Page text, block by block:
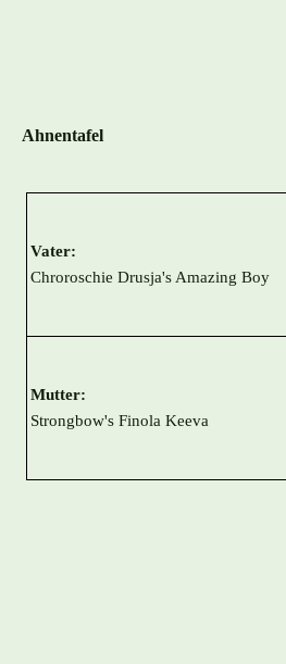
Ahnentafel
Vater:
Chroroschie Drusja's Amazing Boy
Mutter:
Strongbow's Finola Keeva